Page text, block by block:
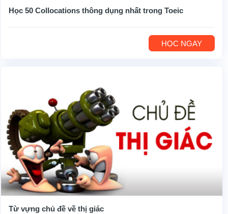
Học 50 Collocations thông dụng nhất trong Toeic
HỌC NGAY
Từ vựng chủ đề về thị giác